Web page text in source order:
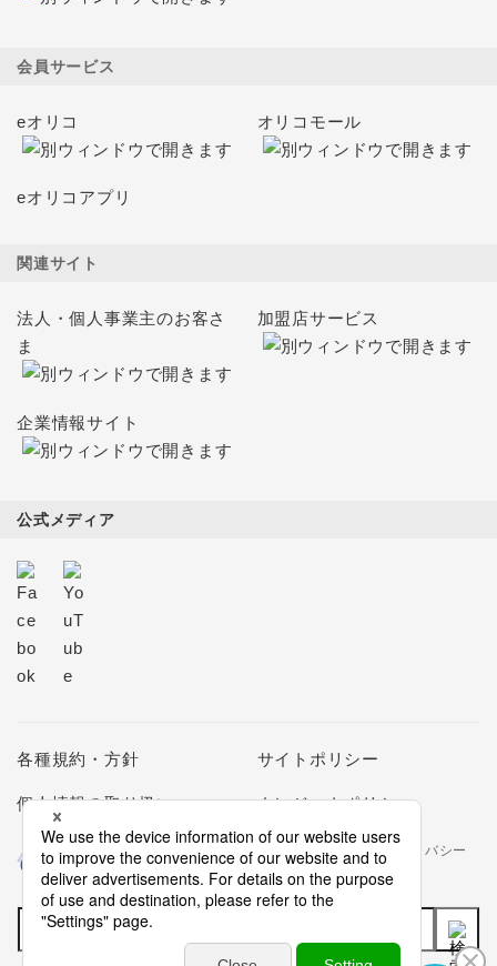
会員サービス
eオリコ オリコモール
eオリコアプリ
関連サイト
法人・個人事業主のお客さ
ま
加盟店サービス
企業情報サイト
公式メディア
各種規約・方針 サイトポリシー
個人情報の取り扱い クレジットポリシー
当社は個人情報の取扱いを適切に行う企業としてプライバシー
マークの使用を認められた認定業者です。